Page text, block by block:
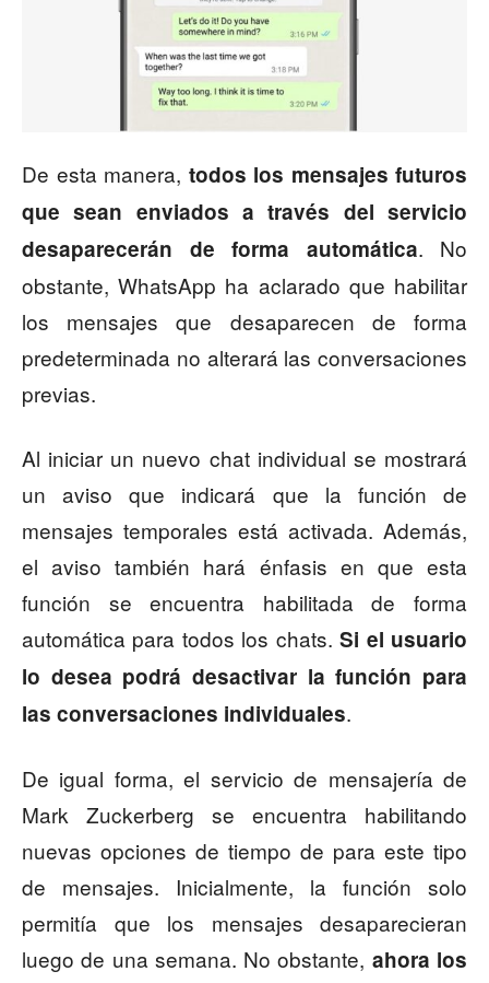
De esta manera, todos los mensajes futuros
que sean enviados a través del servicio
desaparecerán de forma automática. No
obstante, WhatsApp ha aclarado que habilitar
los mensajes que desaparecen de forma
predeterminada no alterará las conversaciones
previas.
Al iniciar un nuevo chat individual se mostrará
un aviso que indicará que la función de
mensajes temporales está activada. Además,
el aviso también hará énfasis en que esta
función se encuentra habilitada de forma
automática para todos los chats.Si el usuario
lo desea podrá desactivar la función para
las conversaciones individuales.
De igual forma, el servicio de mensajería de
Mark Zuckerberg se encuentra habilitando
nuevas opciones de tiempo de para este tipo
de mensajes. Inicialmente, la función solo
permitía que los mensajes desaparecieran
luego de una semana. No obstante, ahora los